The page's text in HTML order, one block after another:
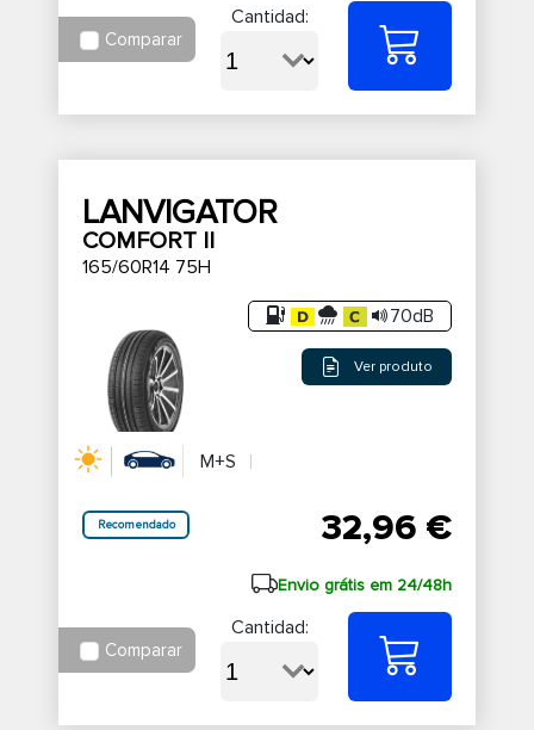
Comparar
Cantidad:
LANVIGATOR
COMFORT II
165/60R14 75H
70dB
Ver produto
M+S
Recomendado 32,96 €
Envio grátis em 24/48h
Comparar
Cantidad: